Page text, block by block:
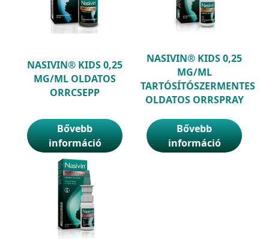
NASIVIN® KIDS 0,25
MG/ML OLDATOS
ORRCSEPP
Bővebb
információ
NASIVIN® KIDS 0,25
MG/ML
TARTÓSÍTÓSZERMENTES
OLDATOS ORRSPRAY
Bővebb
információ